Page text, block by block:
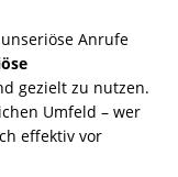
Anrufe
gezielt zu nutzen.
Umfeld – wer
effektiv vor